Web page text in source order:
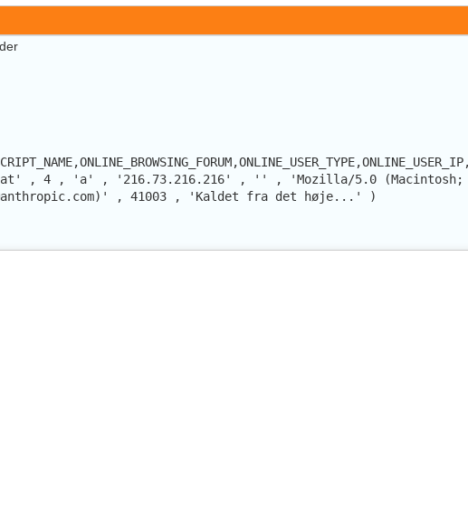
, 4 , 'a' , '216.73.216.216' , '' , 'Mozilla/5.0 (Macintosh;
, 41003 , 'Kaldet fra det høje...' )